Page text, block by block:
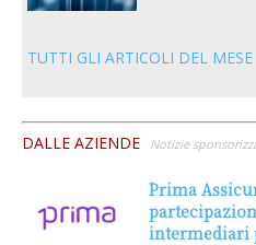
TUTTI GLI ARTICOLI DEL MESE
DALLE AZIENDE Notizie
Prima
intermediari